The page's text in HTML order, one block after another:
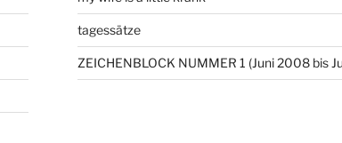
tagessätze
ZEICHENBLOCK NUMMER 1 (Juni 2008 bis